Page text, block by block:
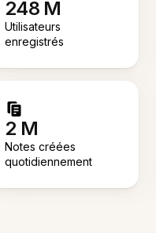
248 M
Utilisateurs
enregistrés
2 M
Notes créées
quotidiennement